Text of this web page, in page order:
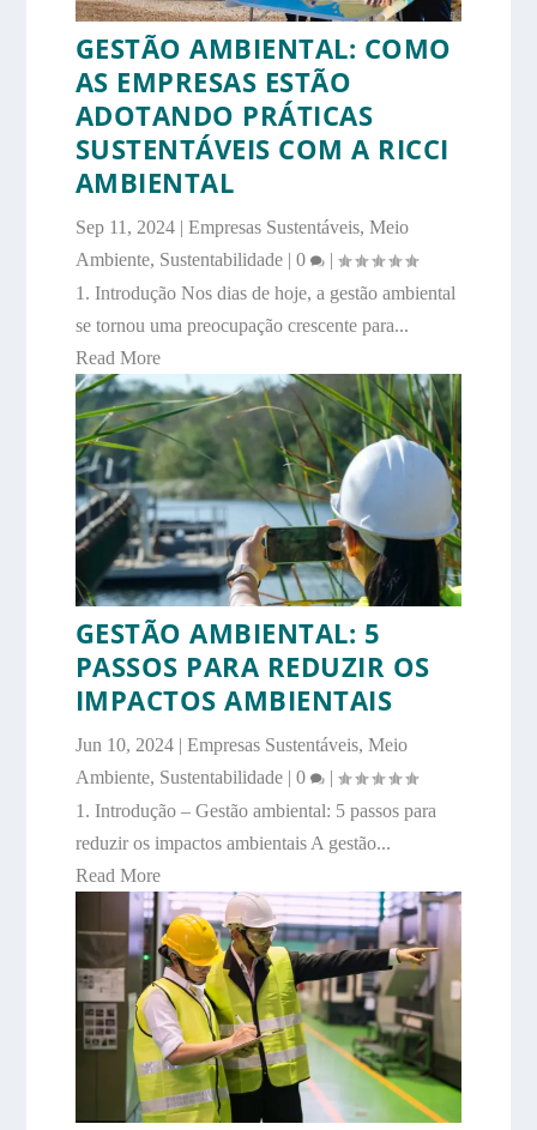
GESTÃO AMBIENTAL: COMO
AS EMPRESAS ESTÃO
ADOTANDO PRÁTICAS
SUSTENTÁVEIS COM A RICCI
AMBIENTAL
Sep 11, 2024| Empresas Sustentáveis, Meio
Ambiente, Sustentabilidade| 0
|
1. Introdução Nos dias de hoje, a gestão ambiental
se tornou uma preocupação crescente para...
Read More
GESTÃO AMBIENTAL: 5
PASSOS PARA REDUZIR OS
IMPACTOS AMBIENTAIS
Jun 10, 2024| Empresas Sustentáveis, Meio
Ambiente, Sustentabilidade| 0
|
1. Introdução – Gestão ambiental: 5 passos para
reduzir os impactos ambientais A gestão...
Read More